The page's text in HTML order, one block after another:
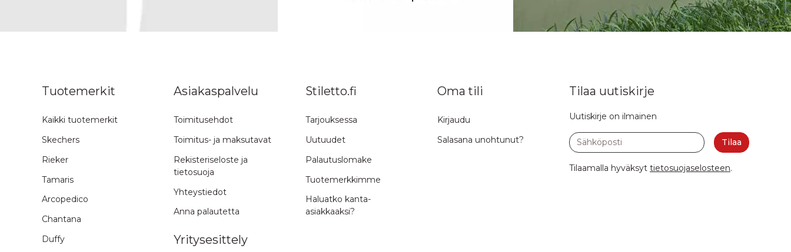
Tuotemerkit
Kaikki tuotemerkit
Skechers
Rieker
Tamaris
Arcopedico
Chantana
Duffy
Asiakaspalvelu
Toimitusehdot
Toimitus- ja maksutavat
Rekisteriseloste ja
tietosuoja
Yhteystiedot
Anna palautetta
Yritysesittely
Stiletto.fi
Tarjouksessa
Uutuudet
Palautuslomake
Tuotemerkkimme
Haluatko kanta-
asiakkaaksi?
Oma tili
Kirjaudu
Salasana unohtunut?
Tilaa uutiskirje
Uutiskirje on ilmainen
Sähköposti
Tilaa
Tilaamalla hyväksyt tietosuojaselosteen.